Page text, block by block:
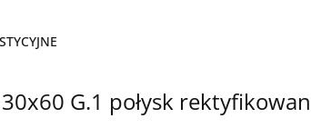
G.1 połysk